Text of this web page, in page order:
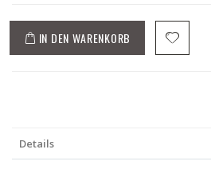
IN DEN WARENKORB
Details